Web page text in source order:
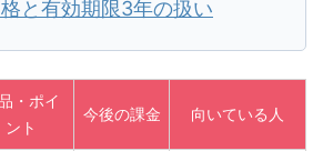
と有効期限3年の扱い
・ポイ
ント
今後の課金 向いている人